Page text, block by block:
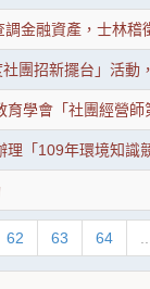
金融資產，士林稽
團招新擺台」活動
學會「社團經營師
「109年環境知識
62 63 64